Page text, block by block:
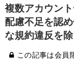
複数アカウン
配慮不足を認
な規約違反を
この記事は会員